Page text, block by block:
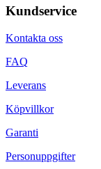
Kundservice
Kontakta oss
FAQ
Leverans
Köpvillkor
Garanti
Personuppgifter